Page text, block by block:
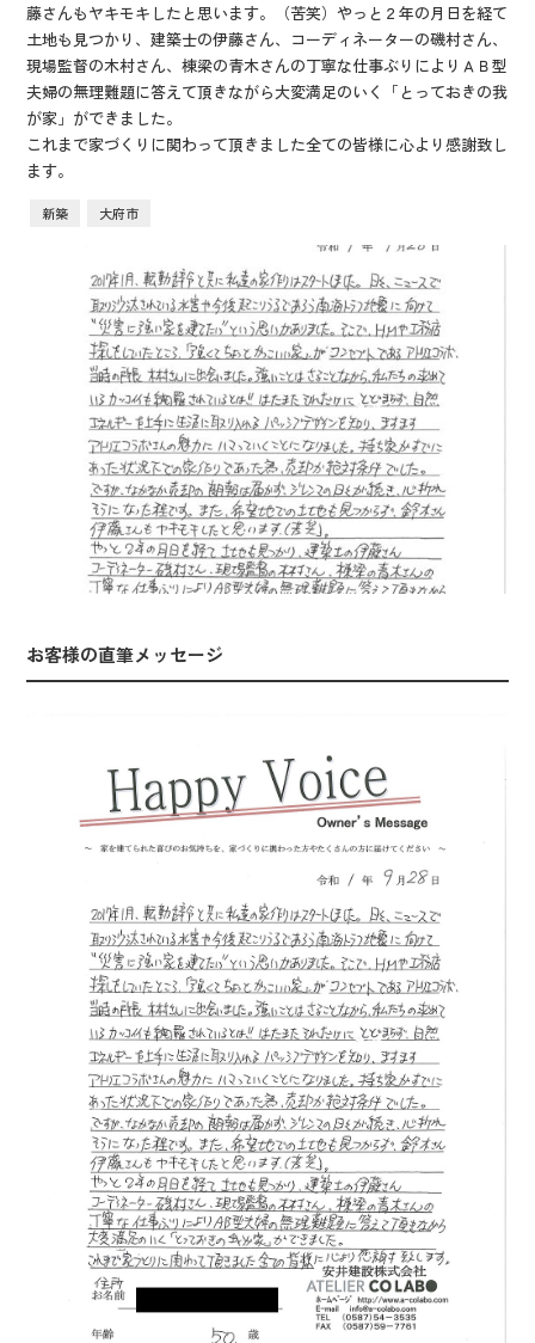
藤さんもヤキモキしたと思います。（苦笑）やっと２年の月日を経て
土地も見つかり、建築士の伊藤さん、コーディネーターの磯村さん、
現場監督の木村さん、棟梁の青木さんの丁寧な仕事ぶりによりＡＢ型
夫婦の無理難題に答えて頂きながら大変満足のいく「とっておきの我
が家」ができました。
これまで家づくりに関わって頂きました全ての皆様に心より感謝致し
ます。
新築 大府市
お客様の直筆メッセージ